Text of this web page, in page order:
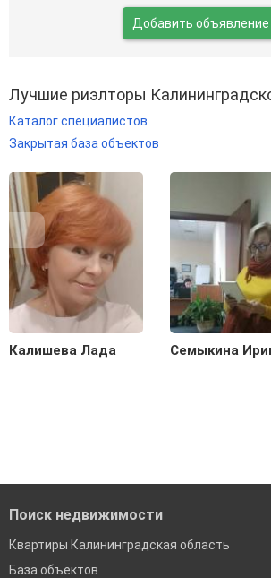
Добавить объявление
Лучшие риэлторы
Каталог специалистов
Закрытая база объектов
Калишева Лада Семыкина
Поиск недвижимости
Квартиры Калининградская область
База объектов